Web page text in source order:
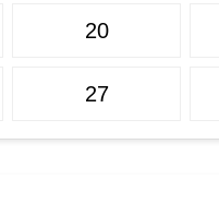
20
27